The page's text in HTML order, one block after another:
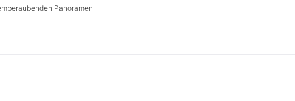
Panoramen